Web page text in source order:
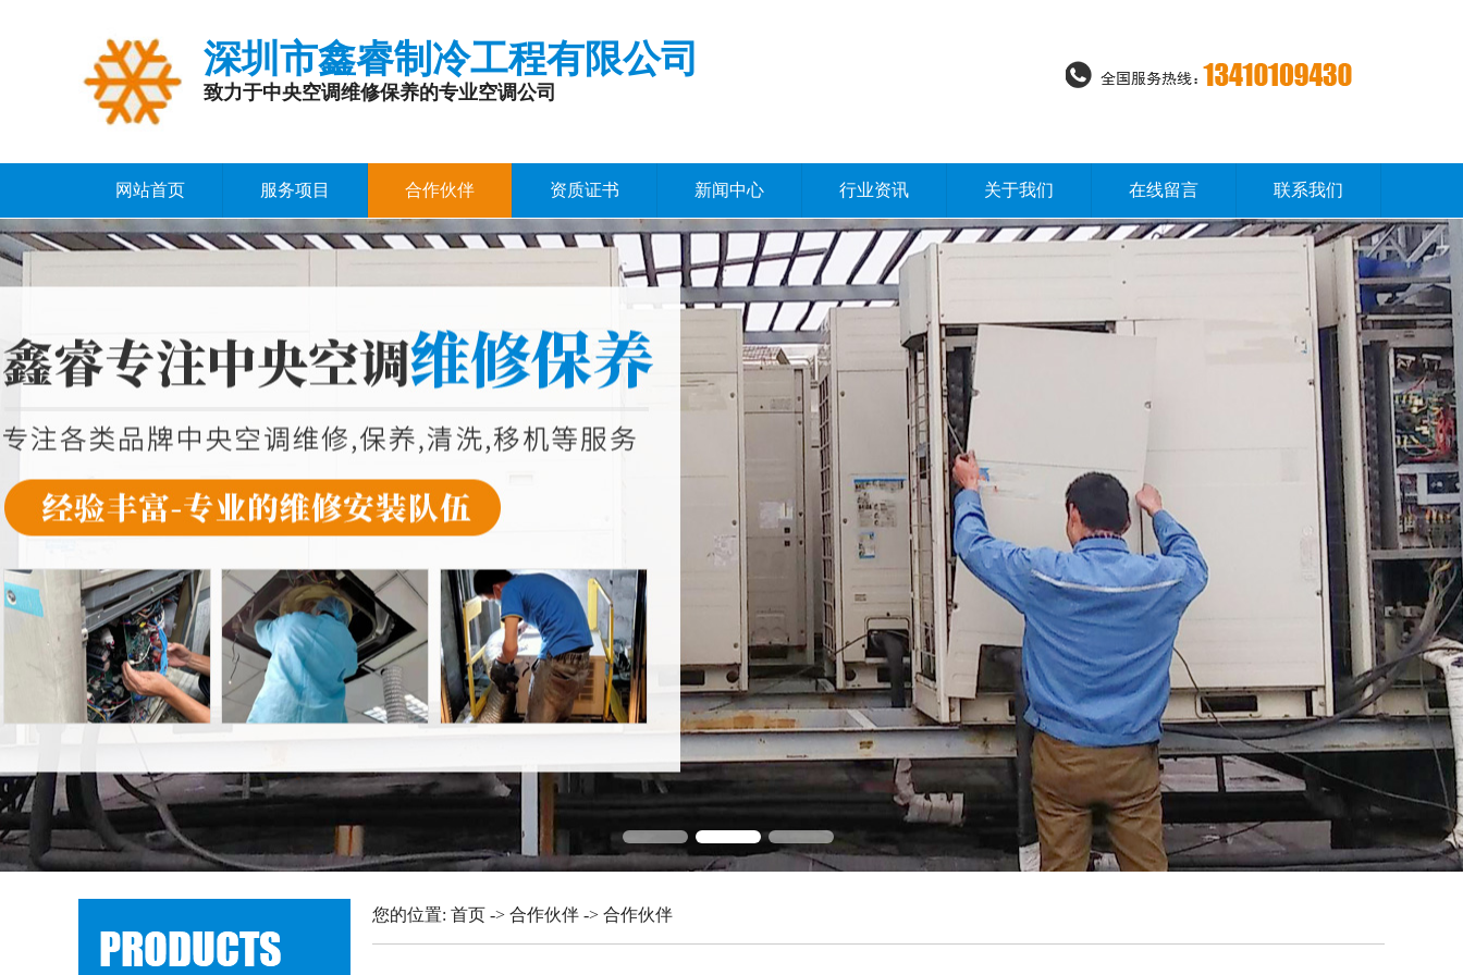
深圳市鑫睿制冷工程有限公司
致力于中央空调维修保养的专业空调公司
网站首页 服务项目 合作伙伴 资质证书 新闻中心 行业资讯 关于我们 在线留言 联系我们
您的位置: 首页 -> 合作伙伴 -> 合作伙伴